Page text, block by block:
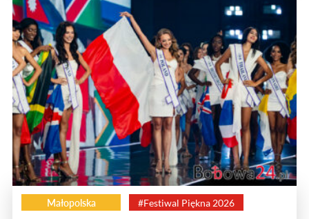
Małopolska #Festiwal Piękna 2026